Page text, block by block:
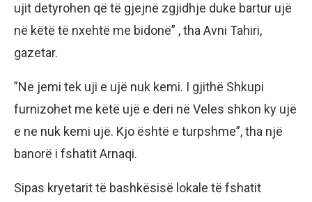
ujit detyrohen që të gjejnë zgjidhje duke bartur ujë
në këtë të nxehtë me bidonë” , tha Avni Tahiri,
gazetar.
”Ne jemi tek uji e ujë nuk kemi. I gjithë Shkupi
furnizohet me këtë ujë e deri në Veles shkon ky ujë
e ne nuk kemi ujë. Kjo është e turpshme”, tha një
banorë i fshatit Arnaqi.
Sipas kryetarit të bashkësisë lokale të fshatit